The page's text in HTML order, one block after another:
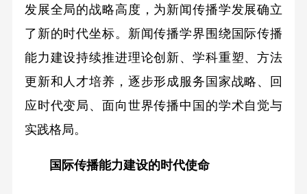
发展全局的战略高度，为新闻传播学发展确立
了新的时代坐标。新闻传播学界围绕国际传播
能力建设持续推进理论创新、学科重塑、方法
更新和人才培养，逐步形成服务国家战略、回
应时代变局、面向世界传播中国的学术自觉与
实践格局。
国际传播能力建设的时代使命